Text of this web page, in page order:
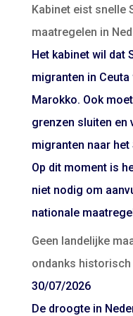
Kabinet eist snelle
maatregelen in
Het kabinet wil dat
migranten in
Marokko. Ook
grenzen sluiten en
migranten naar
Op dit moment is
niet nodig om
nationale
Geen landelijke
ondanks
30/07/2026
De droogte in